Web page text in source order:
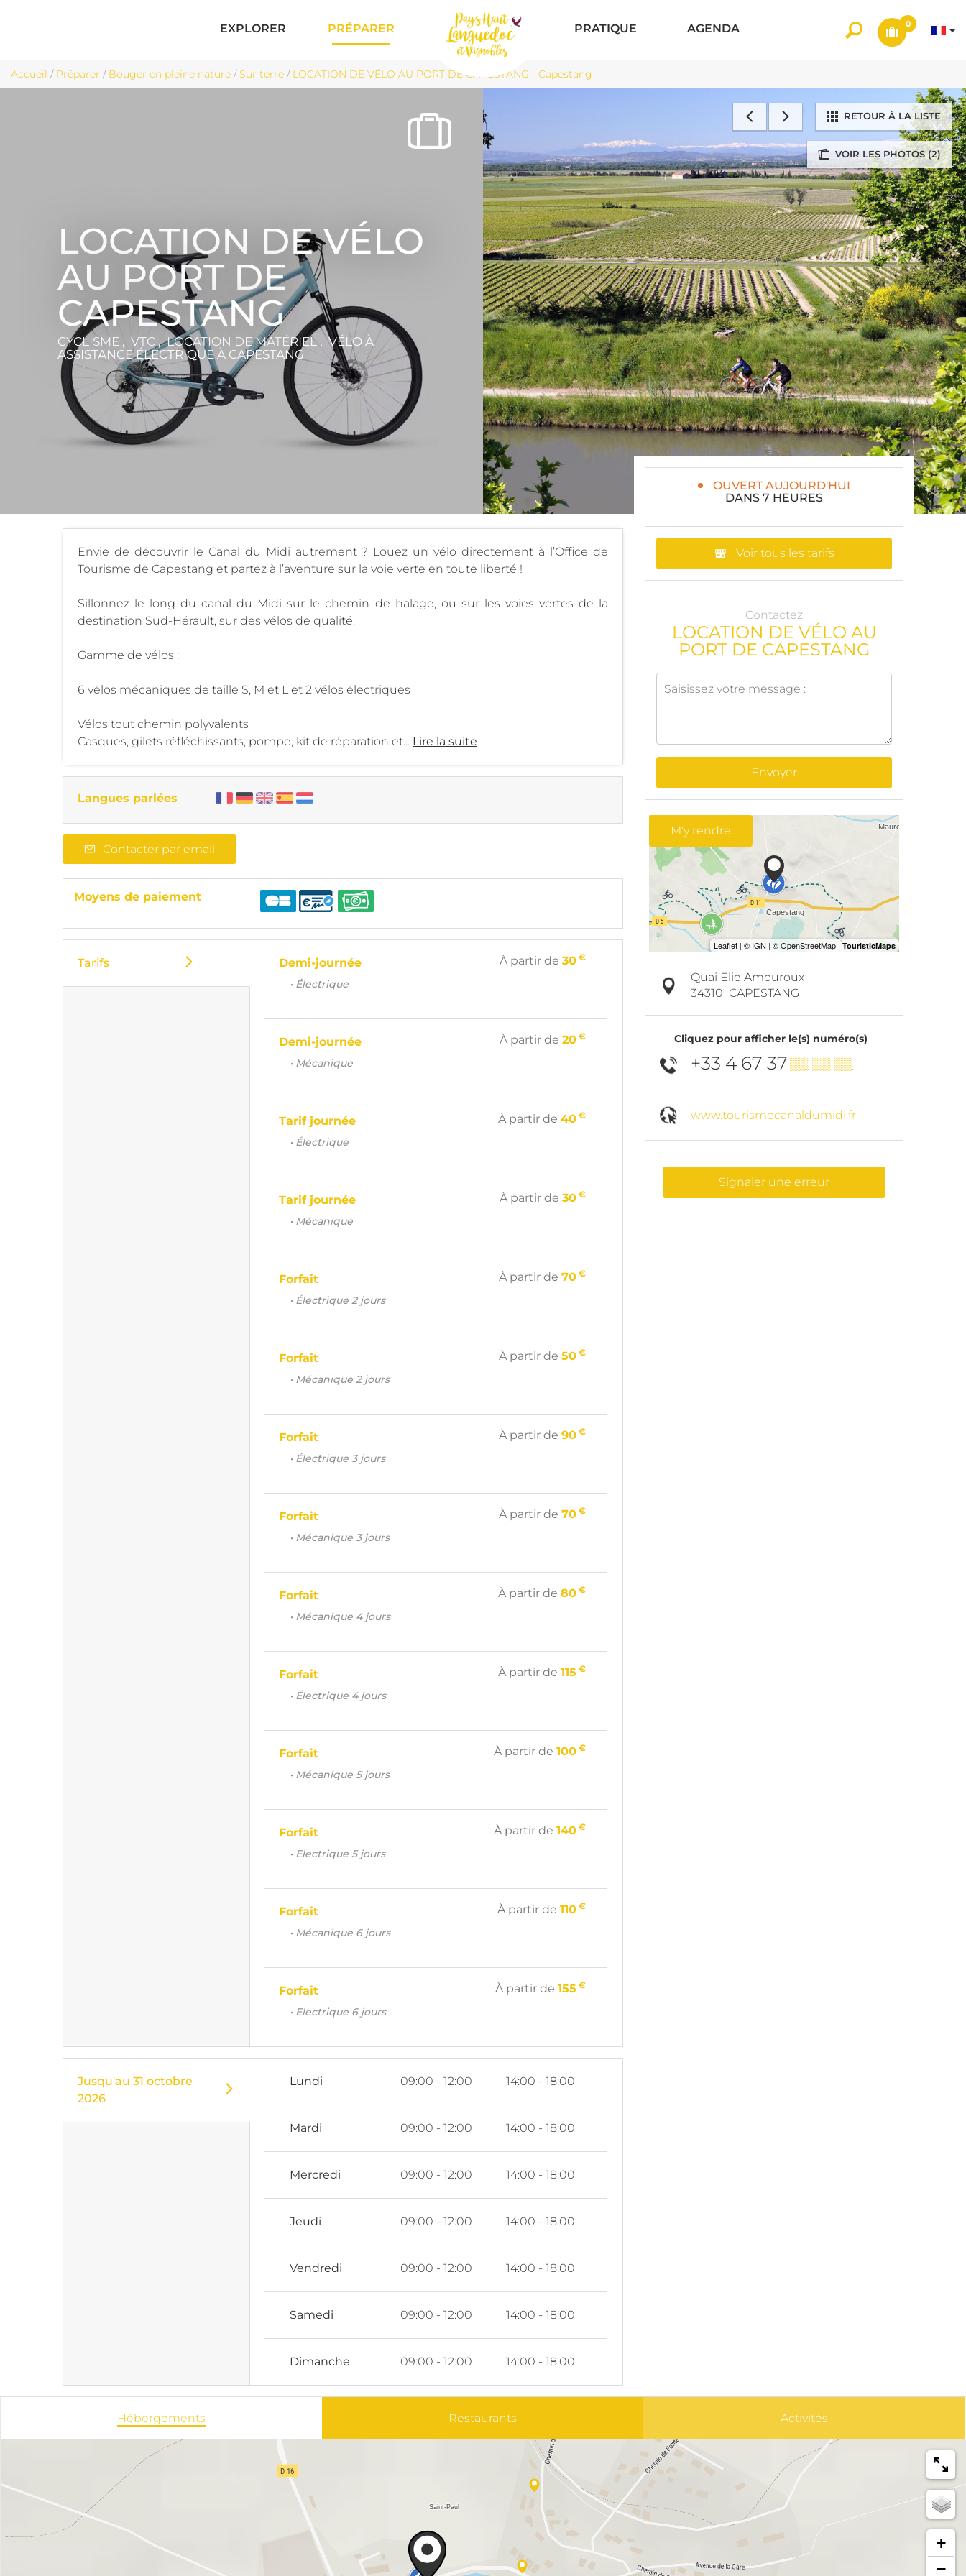
EXPLORER PRÉPARER PRATIQUE AGENDA 0
Accueil / Préparer / Bouger en pleine nature /Sur terre / LOCATION DE VÉLO AU PORT DE CAPESTANG - Capestang
VOIR LES PHOTOS (2)
RETOUR À LA LISTE
LOCATION DE VÉLO
AU PORT DE
CAPESTANG
CYCLISME , VTC , LOCATION DE MATÉRIEL , VÉLO À
ASSISTANCE ÉLECTRIQUEÀ CAPESTANG
Envie de découvrir le Canal du Midi autrement ? Louez un vélo directement à l’Office de
Tourisme de Capestang et partez à l’aventure sur la voie verte en toute liberté !
Sillonnez le long du canal du Midi sur le chemin de halage, ou sur les voies vertes de la
destination Sud-Hérault, sur des vélos de qualité.
Gamme de vélos :
6 vélos mécaniques de taille S, M et L et 2 vélos électriques
Vélos tout chemin polyvalents
Casques, gilets réfléchissants, pompe, kit de réparation et... Lire la suite
Langues parlées
Contacter par email
Moyens de paiement
Tarifs Demi-journée À partir de30 €
• Électrique
Demi-journée À partir de20 €
• Mécanique
Tarif journée À partir de40 €
• Électrique
Tarif journée À partir de30 €
• Mécanique
Forfait À partir de70 €
• Électrique 2 jours
Forfait À partir de50 €
• Mécanique 2 jours
Forfait À partir de90 €
• Électrique 3 jours
Forfait À partir de70 €
• Mécanique 3 jours
Forfait À partir de80 €
• Mécanique 4 jours
Forfait À partir de115 €
• Électrique 4 jours
Forfait À partir de100 €
• Mécanique 5 jours
Forfait À partir de140 €
• Electrique 5 jours
Forfait À partir de110 €
• Mécanique 6 jours
Forfait À partir de155 €
• Electrique 6 jours
Jusqu'au 31 octobre
2026
Lundi 09:00 - 12:00 14:00 - 18:00
Mardi 09:00 - 12:00 14:00 - 18:00
Mercredi 09:00 - 12:00 14:00 - 18:00
Jeudi 09:00 - 12:00 14:00 - 18:00
Vendredi 09:00 - 12:00 14:00 - 18:00
Samedi 09:00 - 12:00 14:00 - 18:00
Dimanche 09:00 - 12:00 14:00 - 18:00
OUVERT AUJOURD'HUI
DANS 7 HEURES
Voir tous les tarifs
Contactez
LOCATION DE VÉLO AU
PORT DE CAPESTANG
Envoyer
M'y rendre
Quai Elie Amouroux
34310 CAPESTANG
Cliquez pour afficher le(s) numéro(s)
+33 4 67 37▒▒ ▒▒ ▒▒
www.tourismecanaldumidi.fr
Signaler une erreur
Hébergements Restaurants Activités
+
−